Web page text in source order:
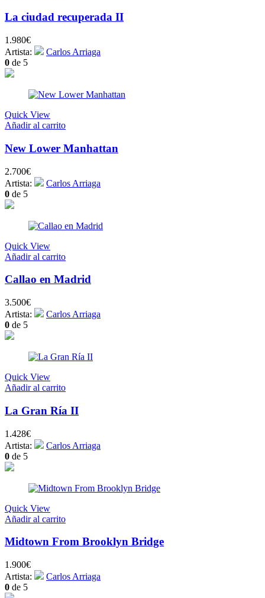
La ciudad recuperada II
1.980€
Artista:
Carlos Arriaga
0 de 5
Quick View
Añadir al carrito
New Lower Manhattan
2.700€
Artista:
Carlos Arriaga
0 de 5
Quick View
Añadir al carrito
Callao en Madrid
3.500€
Artista:
Carlos Arriaga
0 de 5
Quick View
Añadir al carrito
La Gran Ría II
1.428€
Artista:
Carlos Arriaga
0 de 5
Quick View
Añadir al carrito
Midtown From Brooklyn Bridge
1.900€
Artista:
Carlos Arriaga
0 de 5